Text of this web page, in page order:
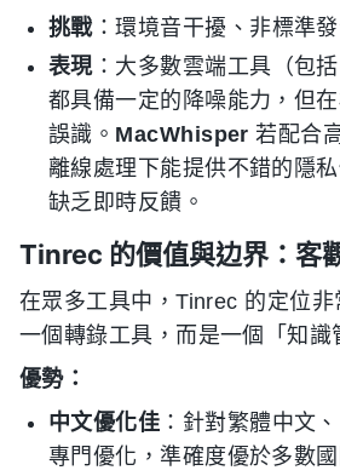
挑戰：環境音干擾、非標準發
表現：大多數雲端工具（包
都具備一定的降噪能力，但
誤識。 MacWhisper 若配合
離線處理下能提供不錯的隱
缺乏即時反饋。
Tinrec 的價值與边界：客
在眾多工具中，Tinrec 的定位
一個轉錄工具，而是一個「知識
優勢：
中文優化佳 ：針對繁體中文
專門優化，準確度優於多數